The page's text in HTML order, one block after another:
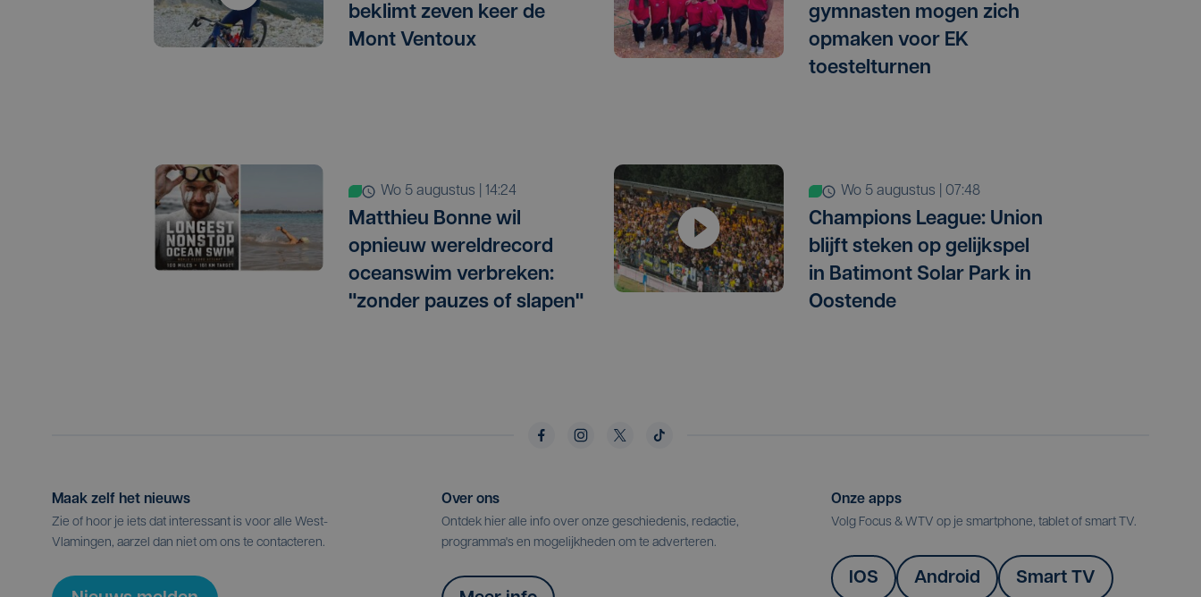
beklimt zeven keer de
Mont Ventoux
gymnasten mogen zich
opmaken voor EK
toestelturnen
wo 5 augustus | 14:24
Matthieu Bonne wil
opnieuw wereldrecord
oceanswim verbreken:
"zonder pauzes of slapen"
wo 5 augustus | 07:48
Champions League: Union
blijft steken op gelijkspel
in Batimont Solar Park in
Oostende
Maak zelf het nieuws
Zie of hoor je iets dat interessant is voor alle West-
Vlamingen, aarzel dan niet om ons te contacteren.
Over ons
Ontdek hier alle info over onze geschiedenis, redactie,
programma's en mogelijkheden om te adverteren.
Onze apps
Volg Focus & WTV op je smartphone, tablet of smart TV.
IOS Android Smart TV